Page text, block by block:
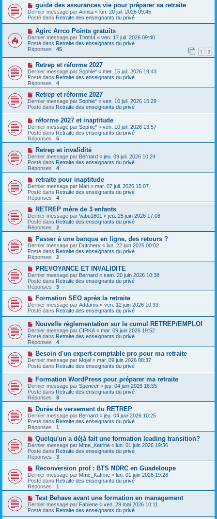
s
a
g
e
a
u
m
e
s
s
a
g
e
N
o
u
v
a
u
m
e
s
s
a
g
e
guide des assurances vie pour préparer sa retraite
Dernier message par Annita « lun. 20 juil. 2026 09:45
Posté dans Retraite des enseignants du privé
N
o
u
v
e
a
m
e
s
s
a
g
e
Agirc Arrco Points gratuits
Dernier message par Thot44 « ven. 17 juil. 2026 09:40
Posté dans Retraite des enseignants du privé
Réponses : 45 1 2
N
o
u
v
e
a
u
m
e
s
a
g
e
Retrep et réforme 2027
Dernier message par Sophie* « mer. 15 juil. 2026 19:43
Posté dans Retraite des enseignants du privé
Réponses : 4
N
o
u
v
a
u
m
e
s
a
g
e
Retrep et réforme 2027
Dernier message par Sophie* « ven. 10 juil. 2026 15:29
Posté dans Retraite des enseignants du privé
N
o
u
v
e
a
u
m
e
s
s
a
g
e
réforme 2027 et inaptitude
Dernier message par Sophie* « ven. 10 juil. 2026 13:57
Posté dans Retraite des enseignants du privé
Réponses : 5
N
o
u
v
e
a
u
m
e
s
s
a
g
e
Retrep et invalidité
Dernier message par Bernard « jeu. 09 juil. 2026 10:24
Posté dans Retraite des enseignants du privé
Réponses : 4
N
o
u
v
e
a
u
m
e
s
s
a
g
e
retraite pour inaptitude
Dernier message par Man « mar. 07 juil. 2026 15:07
Posté dans Retraite des enseignants du privé
Réponses : 4
N
o
u
v
e
a
u
m
e
s
s
a
g
e
RETREP mère de 3 enfants
Dernier message par Vabu1801 « jeu. 25 juin 2026 17:08
Posté dans Retraite des enseignants du privé
Réponses : 2
N
o
u
v
e
a
u
m
e
s
s
a
g
e
Passer à une banque en ligne, des retours ?
Dernier message par Dutchery « lun. 22 juin 2026 00:02
Posté dans Retraite des enseignants du privé
Réponses : 2
N
o
u
v
e
a
u
m
e
s
a
g
e
PREVOYANCE ET INVALIDITE
Dernier message par Bernard « sam. 20 juin 2026 10:38
Posté dans Retraite des enseignants du privé
Réponses : 3
N
o
u
v
e
a
u
m
e
s
a
g
e
Formation SEO après la retraite
Dernier message par Addams « ven. 12 juin 2026 10:33
Posté dans Retraite des enseignants du privé
N
o
u
v
e
a
u
m
e
s
a
g
e
Nouvelle réglementation sur le cumul RETREP/EMPLOI
Dernier message par CIRKA « mar. 09 juin 2026 19:52
Posté dans Retraite des enseignants du privé
Réponses : 4
N
o
u
v
e
a
u
m
e
s
a
g
e
Besoin d'un expert-comptable pro pour ma retraite
Dernier message par Mojel « mar. 09 juin 2026 08:37
Posté dans Retraite des enseignants du privé
N
o
u
v
e
a
u
m
e
s
s
a
g
e
Formation WordPress pour préparer ma retraite
Dernier message par Spencer « jeu. 04 juin 2026 16:55
Posté dans Retraite des enseignants du privé
Réponses : 8
N
o
u
v
e
a
m
e
s
s
a
g
e
Durée de versement du RETREP
Dernier message par Bernard « jeu. 04 juin 2026 10:25
Posté dans Retraite des enseignants du privé
Réponses : 1
N
o
u
v
e
a
u
m
e
s
s
g
e
Quelqu'un a déjà fait une formation leading transition?
Dernier message par Mme_Katrine « lun. 01 juin 2026 19:36
Posté dans Retraite des enseignants du privé
Réponses : 3
N
o
u
v
e
a
m
e
Reconversion prof : BTS NDRC en Guadeloupe
Dernier message par Mme_Katrine « lun. 01 juin 2026 19:28
Posté dans Retraite des enseignants du privé
Réponses : 1
N
o
u
v
Test Behave avant une formation en management
Dernier message par Fabiene « ven. 29 mai 2026 10:11
Posté dans Retraite des enseignants du privé